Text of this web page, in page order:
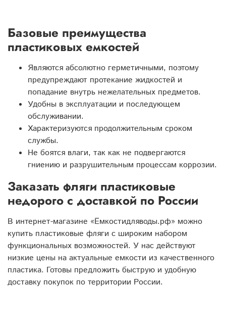
Базовые преимущества
пластиковых емкостей
Являются абсолютно герметичными, поэтому
предупреждают протекание жидкостей и
попадание внутрь нежелательных предметов.
Удобны в эксплуатации и последующем
обслуживании.
Характеризуются продолжительным сроком
службы.
Не боятся влаги, так как не подвергаются
гниению и разрушительным процессам коррозии.
Заказать фляги пластиковые
недорого с доставкой по России
В интернет-магазине «Ёмкостидляводы.рф» можно
купить пластиковые фляги с широким набором
функциональных возможностей. У нас действуют
низкие цены на актуальные емкости из качественного
пластика. Готовы предложить быструю и удобную
доставку покупок по территории России.